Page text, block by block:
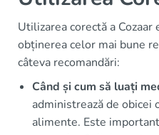
Utilizarea corectă a
obținerea celor mai bune
câteva recomandări:
Când și cum să luați
administrează de obicei
alimente. Este